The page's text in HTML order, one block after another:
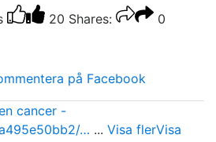
20 Shares:
0
på Facebook
cancer -
… ... Visa flerVisa